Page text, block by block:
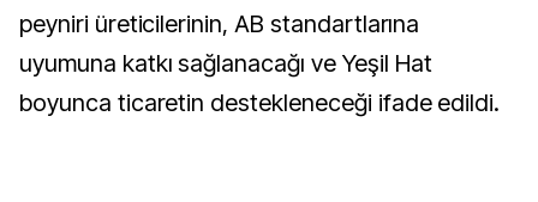
peyniri üreticilerinin, AB standartlarına
uyumuna katkı sağlanacağı ve Yeşil Hat
boyunca ticaretin destekleneceği ifade edildi.